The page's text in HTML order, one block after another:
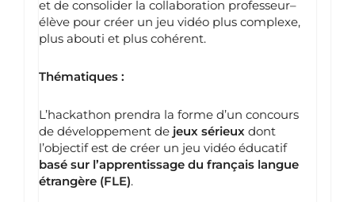
et de consolider la collaboration professeur–
élève pour créer un jeu vidéo plus complexe,
plus abouti et plus cohérent.
Thématiques :
L’hackathon prendra la forme d’un concours
de développement de jeux sérieux dont
l’objectif est de créer un jeu vidéo éducatif
basé sur l’apprentissage du français langue
étrangère (FLE).